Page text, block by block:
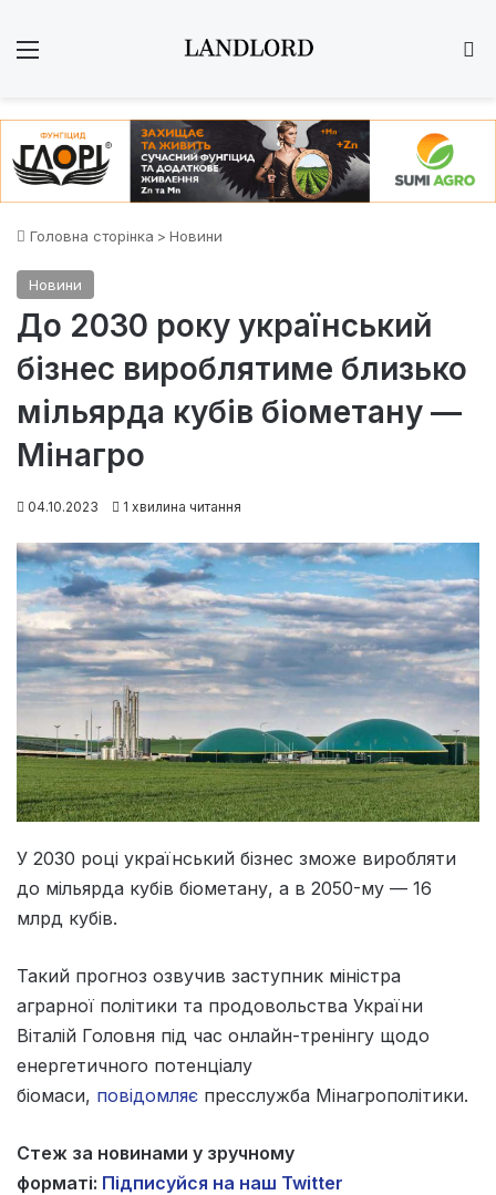
Головна сторінка > Новини
Новини
До 2030 року український
бізнес вироблятиме близько
мільярда кубів біометану —
Мінагро
04.10.2023 1 хвилина читання
У 2030 році український бізнес зможе виробляти
до мільярда кубів біометану, а в 2050-му — 16
млрд кубів.
Такий прогноз озвучив заступник міністра
аграрної політики та продовольства України
Віталій Головня під час онлайн-тренінгу щодо
енергетичного потенціалу
біомаси, повідомляє пресслужба Мінагрополітики.
Стеж за новинами у зручному
форматі: Підписуйся на наш Twitter